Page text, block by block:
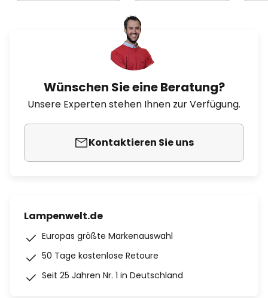
Wünschen Sie eine Beratung?
Unsere Experten stehen Ihnen zur Verfügung.
Kontaktieren Sie uns
Lampenwelt.de
Europas größte Markenauswahl
50 Tage kostenlose Retoure
Seit 25 Jahren Nr. 1 in Deutschland